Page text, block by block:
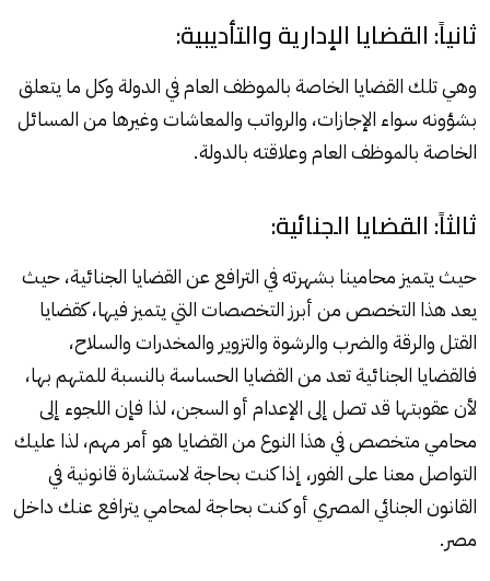
ثانياً: القضايا الإدارية والتأديبية:
وهي تلك القضايا الخاصة بالموظف العام في الدولة وكل ما يتعلق
بشؤونه سواء الإجازات، والرواتب والمعاشات وغيرها من المسائل
الخاصة بالموظف العام وعلاقته بالدولة.
ثالثاً: القضايا الجنائية:
حيث يتميز محامينا بشهرته في الترافع عن القضايا الجنائية، حيث
يعد هذا التخصص من أبرز التخصصات التي يتميز فيها، كقضايا
القتل والرقة والضرب والرشوة والتزوير والمخدرات والسلاح،
فالقضايا الجنائية تعد من القضايا الحساسة بالنسبة للمتهم بها،
لأن عقوبتها قد تصل إلى الإعدام أو السجن، لذا فإن اللجوء إلى
محامي متخصص في هذا النوع من القضايا هو أمر مهم، لذا عليك
التواصل معنا على الفور، إذا كنت بحاجة لاستشارة قانونية في
القانون الجنائي المصري أو كنت بحاجة لمحامي يترافع عنك داخل
مصر.